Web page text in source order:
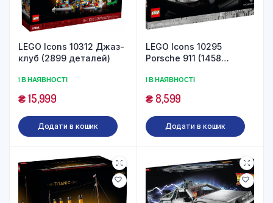
LEGO Icons 10312 Джаз-
клуб (2899 деталей)
1 В НАЯВНОСТІ
₴15,999
Додати в кошик
LEGO Icons 10295
Porsche 911 (1458
1 В НАЯВНОСТІ
₴8,599
Додати в кошик